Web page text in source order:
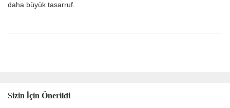
daha büyük tasarruf.
Sizin İçin Önerildi